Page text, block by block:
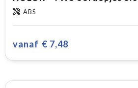
ABS
vanaf € 7,48